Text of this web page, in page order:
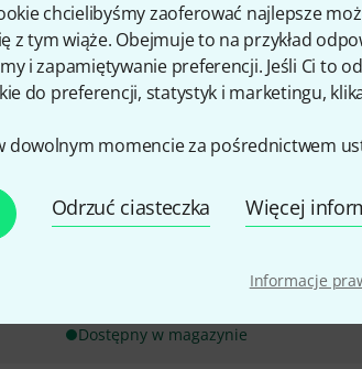
chcielibyśmy zaoferować najlepsze
z tym wiąże. Obejmuje to na przykład
i zapamiętywanie preferencji. Jeśli Ci to
do preferencji, statystyk i marketingu,
dowolnym momencie za pośrednictwem
Odrzuć ciasteczka Więcej
Informacje
Dostępny w magazynie
BehringerGo Cam Wireless 2
1
mobilnych
Nadajniki z wbudowanym
Funkcja monitorowania w
Dostępny w magazynie